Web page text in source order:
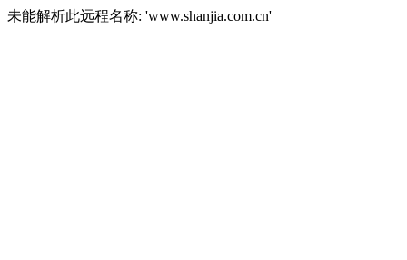
未能解析此远程名称: 'www.shanjia.com.cn'